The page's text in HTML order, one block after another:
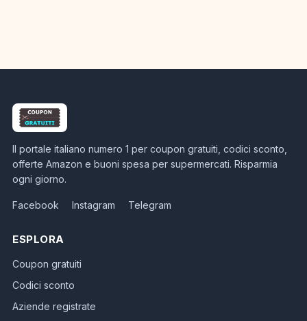
Il portale italiano numero 1 per coupon gratuiti, codici sconto,
offerte Amazon e buoni spesa per supermercati. Risparmia
ogni giorno.
Facebook Instagram Telegram
ESPLORA
Coupon gratuiti
Codici sconto
Aziende registrate